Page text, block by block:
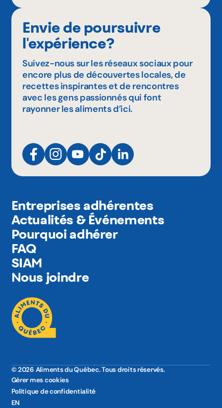
Envie de poursuivre
l'expérience?
Suivez-nous sur les réseaux sociaux pour
encore plus de découvertes locales, de
recettes inspirantes et de rencontres
avec les gens passionnés qui font
rayonner les aliments d’ici.
Entreprises adhérentes
Actualités & Événements
Pourquoi adhérer
FAQ
SIAM
Nous joindre
© 2026 Aliments du Québec. Tous droits réservés.
Gérer mes cookies
Politique de confidentialité
EN